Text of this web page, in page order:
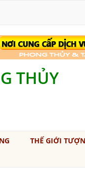
THỦY
THẾ GIỚI